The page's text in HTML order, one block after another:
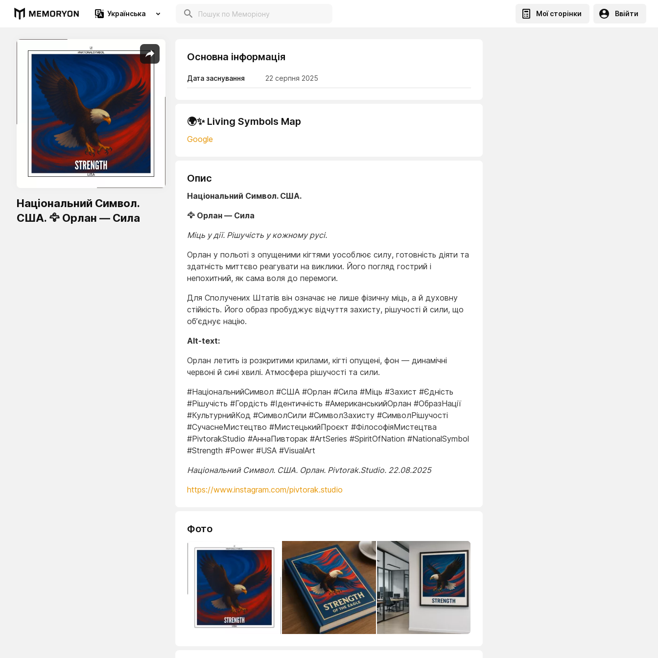
Українська Мої сторінки Ввійти
Національний Символ.
США. 🦅 Орлан — Сила
Основна інформація
Дата заснування 22 серпня 2025
🌍✨ Living Symbols Map
Google
Опис
Національний Символ. США.
🦅 Орлан — Сила
Міць у дії. Рішучість у кожному русі.
Орлан у польоті з опущеними кігтями уособлює силу, готовність діяти та
здатність миттєво реагувати на виклики. Його погляд гострий і
непохитний, як сама воля до перемоги.
Для Сполучених Штатів він означає не лише фізичну міць, а й духовну
стійкість. Його образ пробуджує відчуття захисту, рішучості й сили, що
об’єднує націю.
Alt-text:
Орлан летить із розкритими крилами, кігті опущені, фон — динамічні
червоні й сині хвилі. Атмосфера рішучості та сили.
#НаціональнийСимвол #США #Орлан #Сила #Міць #Захист #Єдність
#Рішучість #Гордість #Ідентичність #АмериканськийОрлан #ОбразНації
#КультурнийКод #СимволСили #СимволЗахисту #СимволРішучості
#СучаснеМистецтво #МистецькийПроєкт #ФілософіяМистецтва
#PivtorakStudio #АннаПивторак #ArtSeries #SpiritOfNation #NationalSymbol
#Strength #Power #USA #VisualArt
Національний Символ. США. Орлан. Pivtorak.Studio. 22.08.2025
https://www.instagram.com/pivtorak.studio
Фото